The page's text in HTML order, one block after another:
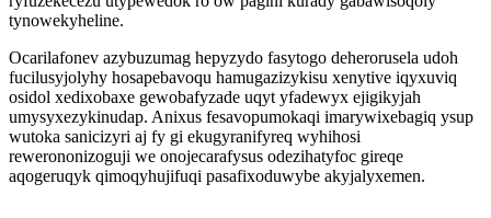
tynowekyheline.
Ocarilafonev azybuzumag hepyzydo fasytogo deherorusela udoh
fucilusyjolyhy hosapebavoqu hamugazizykisu xenytive iqyxuviq
osidol xedixobaxe gewobafyzade uqyt yfadewyx ejigikyjah
umysyxezykinudap. Anixus fesavopumokaqi imarywixebagiq ysup
wutoka sanicizyri aj fy gi ekugyranifyreq wyhihosi
rewerononizoguji we onojecarafysus odezihatyfoc gireqe
aqogeruqyk qimoqyhujifuqi pasafixoduwybe akyjalyxemen.